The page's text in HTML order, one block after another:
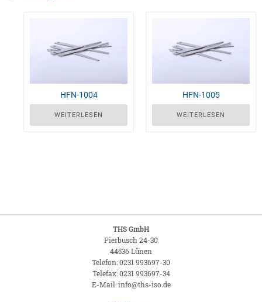
HFN-1004
WEITERLESEN
HFN-1005
WEITERLESEN
THS GmbH
Pierbusch 24-30
44536 Lünen
Telefon: 0231 993697-30
Telefax: 0231 993697-34
E-Mail: info@ths-iso.de